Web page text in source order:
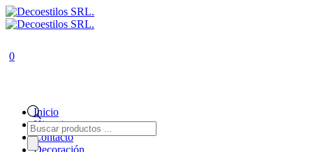
Búsqueda
de
productos
0
Inicio
Historia
Contacto
Decoración